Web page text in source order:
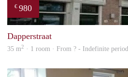
€ 980
Dapperstraat
35 m2 · 1 room · From ? - Indefinite period